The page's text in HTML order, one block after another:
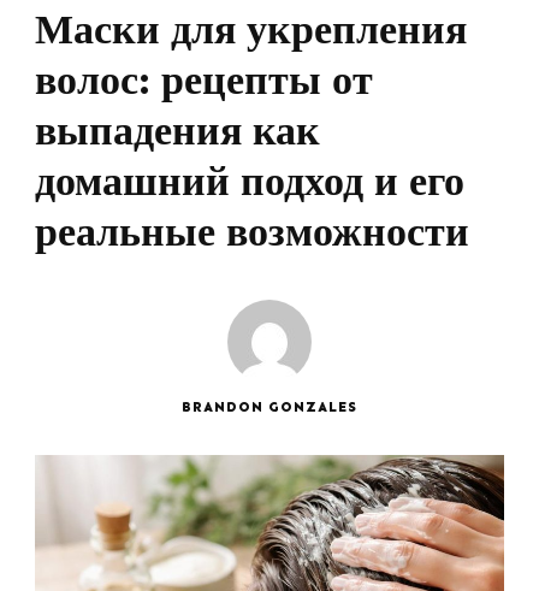
Маски для укрепления
волос: рецепты от
выпадения как
домашний подход и его
реальные возможности
BRANDON GONZALES